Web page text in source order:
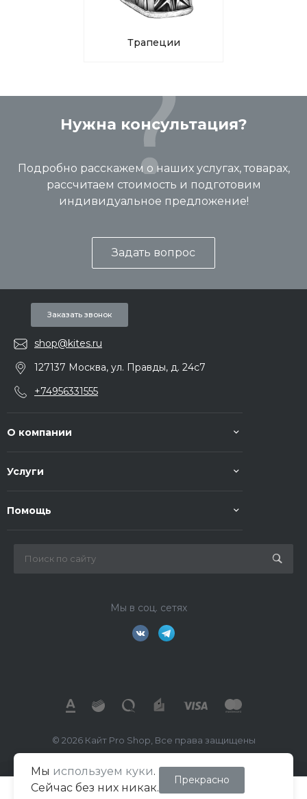
Трапеции
Нужна консультация?
Подробно расскажем о наших услугах, товарах,
рассчитаем стоимость и подготовим
индивидуальное предложение!
Задать вопрос
Заказать звонок
shop@kites.ru
127137 Москва, ул. Правды, д. 24с7
+74956331555
О компании
Услуги
Помощь
Мы в соц. сетях
© 2026 Кайт Pro Shop, Все права защищены
ИП Маркелов В.А.
ИНН 026702391260
Мы используем куки.
Сейчас без них никак.
Прекрасно